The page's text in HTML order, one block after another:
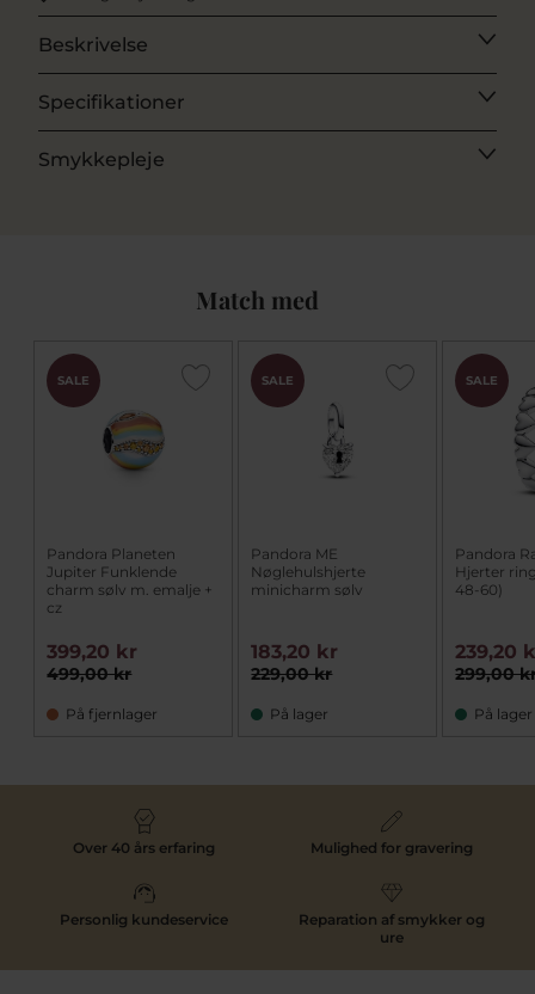
Beskrivelse
Specifikationer
Smykkepleje
Match med
SALE
Pandora Planeten
Jupiter Funklende
charm sølv m. emalje +
cz
499,00 kr
399,20 kr
På fjernlager
SALE
Pandora ME
Nøglehulshjerte
minicharm sølv
229,00 kr
183,20 kr
På lager
SALE
Pandora
Hjerter
48-60)
299,00
239,20
På lager
Over 40 års erfaring Mulighed for gravering
Personlig kundeservice
Reparation af smykker og
ure